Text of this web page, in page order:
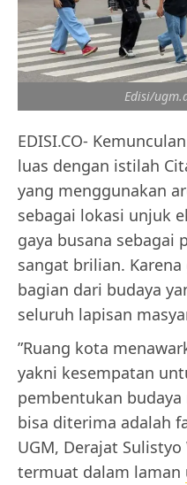
Edisi/
EDISI.CO-
luas dengan istilah
yang menggunakan
sebagai lokasi unjuk
gaya busana sebagai
sangat brilian.
bagian dari budaya
seluruh lapisan
”Ruang kota
yakni kesempatan
pembentukan
bisa diterima adalah
UGM, Derajat
termuat dalam laman